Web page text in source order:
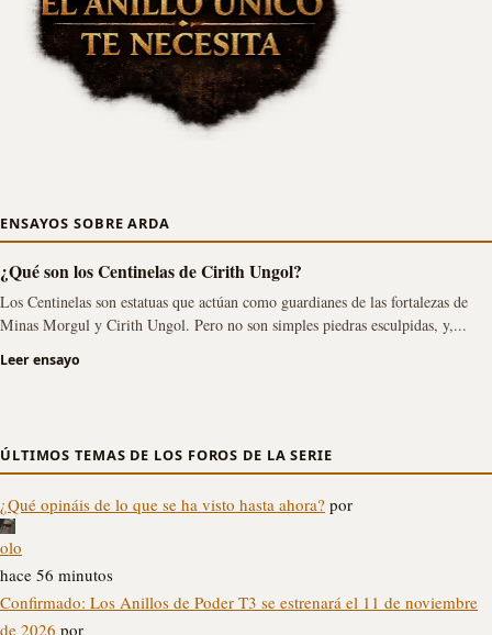
ENSAYOS SOBRE ARDA
¿Qué son los Centinelas de Cirith Ungol?
Los Centinelas son estatuas que actúan como guardianes de las fortalezas de
Minas Morgul y Cirith Ungol. Pero no son simples piedras esculpidas, y,...
Leer ensayo
ÚLTIMOS TEMAS DE LOS FOROS DE LA SERIE
¿Qué opináis de lo que se ha visto hasta ahora? por
olo
hace 56 minutos
Confirmado: Los Anillos de Poder T3 se estrenará el 11 de noviembre
de 2026 por